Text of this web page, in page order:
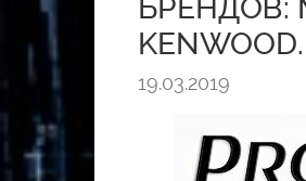
БРЕНДОВ:
KENWOOD.
19.03.2019